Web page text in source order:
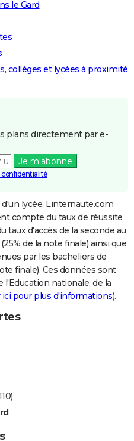
le Gard
collèges et lycées à proximité
plans directement par e-
Je m'abonne
confidentialité
lycée, Linternaute.com
compte du taux de réussite
taux d'accès de la seconde au
de la note finale) ainsi que
par les bacheliers de
finale). Ces données sont
nationale, de la
ici pour plus d'informations).